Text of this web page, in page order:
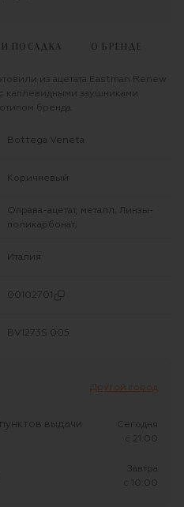
И ПОСАДКА О БРЕНДЕ
из ацетата Eastman Renew
каплевидными заушниками
бренда.
Bottega Veneta
Коричневый
Оправа-ацетат, металл; Линзы-
поликарбонат;
Италия
00102701
BV1273S 005
Другой город
выдачи
Сегодня
c 21:00
Завтра
c 10:00